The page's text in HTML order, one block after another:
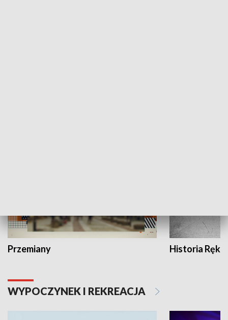
Przemiany Historia Ręką
WYPOCZYNEK I REKREACJA